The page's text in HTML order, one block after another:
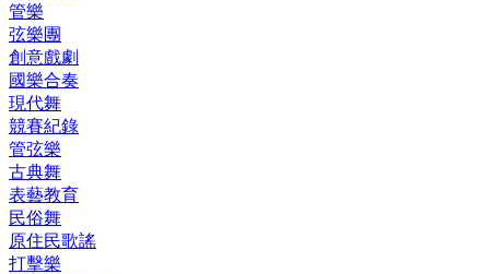
管樂
弦樂團
創意戲劇
國樂合奏
現代舞
競賽紀錄
管弦樂
古典舞
表藝教育
民俗舞
原住民歌謠
打擊樂